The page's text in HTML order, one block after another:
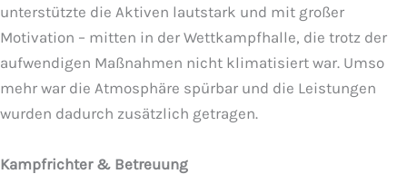
unterstützte die Aktiven lautstark und mit großer
Motivation – mitten in der Wettkampfhalle, die trotz der
aufwendigen Maßnahmen nicht klimatisiert war. Umso
mehr war die Atmosphäre spürbar und die Leistungen
wurden dadurch zusätzlich getragen.
Kampfrichter & Betreuung